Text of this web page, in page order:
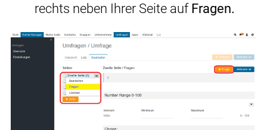
rechts neben Ihrer Seite auf Fragen.